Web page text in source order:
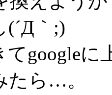
(´Д｀;)
googleに
たら…。